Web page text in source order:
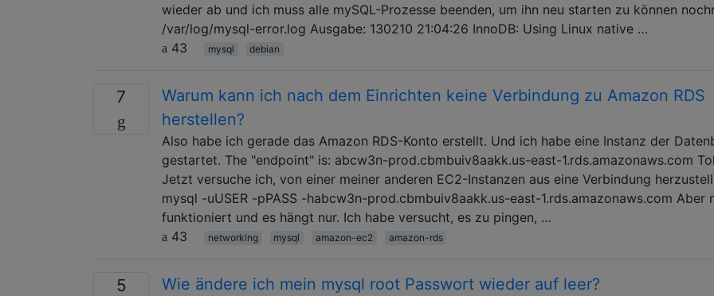
wieder ab und ich muss alle mySQL-Prozesse beenden, um ihn neu starten zu können
/var/log/mysql-error.log Ausgabe: 130210 21:04:26 InnoDB: Using Linux native …
43
mysql debian
7
Warum kann ich nach dem Einrichten keine Verbindung zu Amazon RDS
herstellen?
Also habe ich gerade das Amazon RDS-Konto erstellt. Und ich habe eine Instanz der
gestartet. The "endpoint" is: abcw3n-prod.cbmbuiv8aakk.us-east-1.rds.amazonaws.com
Jetzt versuche ich, von einer meiner anderen EC2-Instanzen aus eine Verbindung
mysql -uUSER -pPASS -habcw3n-prod.cbmbuiv8aakk.us-east-1.rds.amazonaws.com Aber
funktioniert und es hängt nur. Ich habe versucht, es zu pingen, …
43
networking mysql amazon-ec2 amazon-rds
5 Wie ändere ich mein mysql root Passwort wieder auf leer?